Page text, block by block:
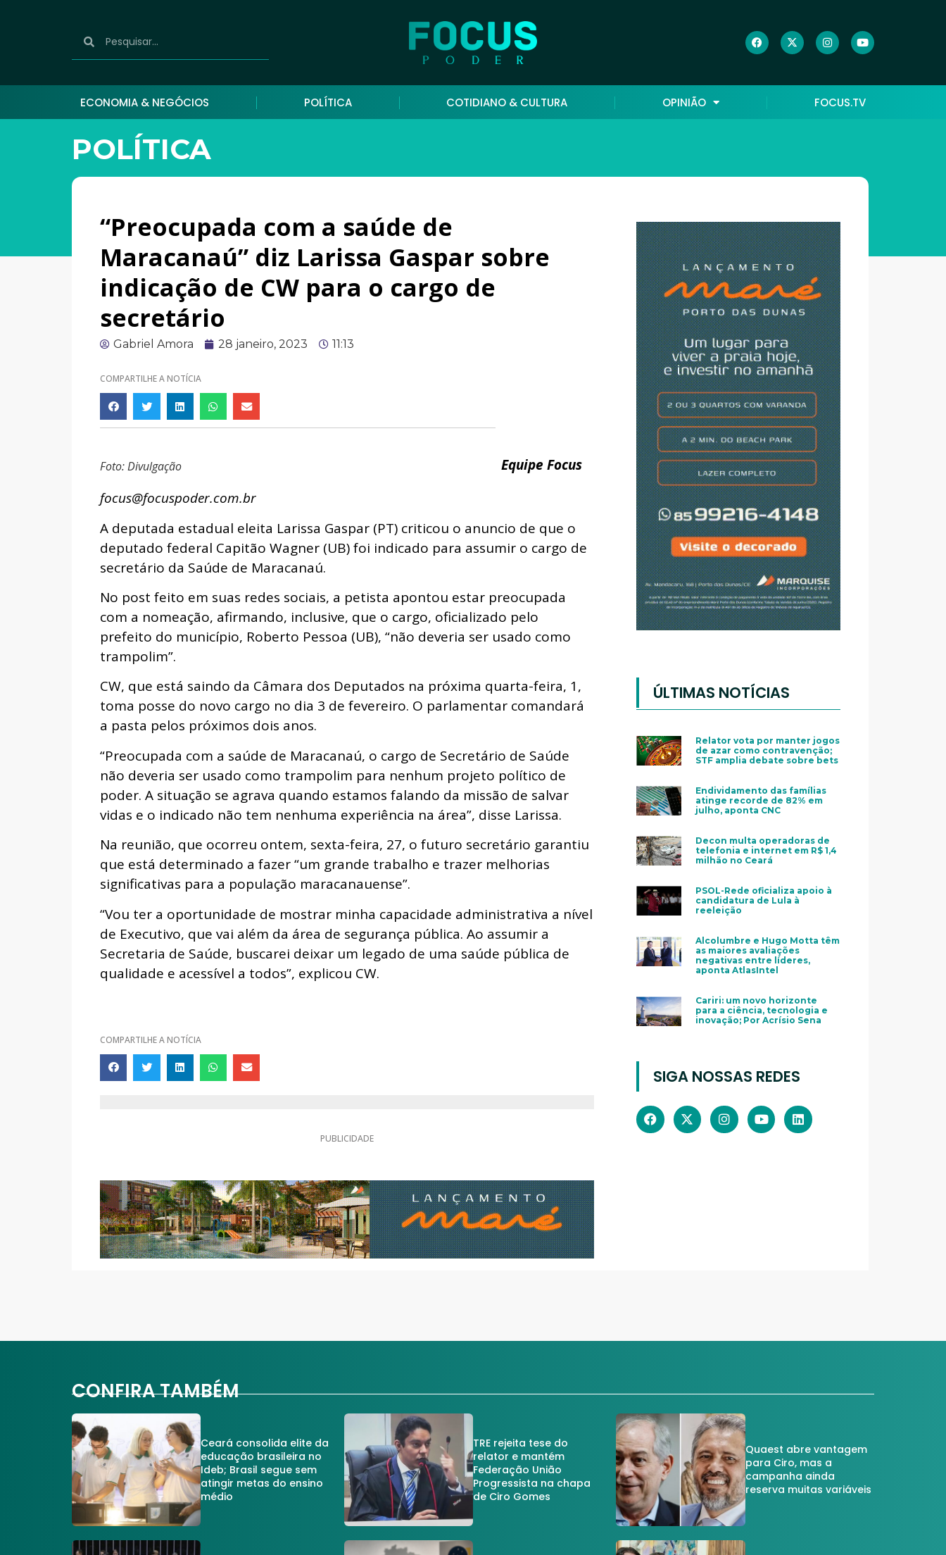
ECONOMIA & NEGÓCIOS POLÍTICA COTIDIANO & CULTURA OPINIÃO FOCUS.TV
POLÍTICA
“Preocupada com a saúde de
Maracanaú” diz Larissa Gaspar sobre
indicação de CW para o cargo de
secretário
Gabriel Amora 28 janeiro, 2023 11:13
COMPARTILHE A NOTÍCIA
Foto: Divulgação
Equipe Focus
focus@focuspoder.com.br
A deputada estadual eleita Larissa Gaspar (PT) criticou o anuncio de que o
deputado federal Capitão Wagner (UB) foi indicado para assumir o cargo de
secretário da Saúde de Maracanaú.
No post feito em suas redes sociais, a petista apontou estar preocupada
com a nomeação, afirmando, inclusive, que o cargo, oficializado pelo
prefeito do município, Roberto Pessoa (UB), “não deveria ser usado como
trampolim”.
CW, que está saindo da Câmara dos Deputados na próxima quarta-feira, 1,
toma posse do novo cargo no dia 3 de fevereiro. O parlamentar comandará
a pasta pelos próximos dois anos.
“Preocupada com a saúde de Maracanaú, o cargo de Secretário de Saúde
não deveria ser usado como trampolim para nenhum projeto político de
poder. A situação se agrava quando estamos falando da missão de salvar
vidas e o indicado não tem nenhuma experiência na área”, disse Larissa.
Na reunião, que ocorreu ontem, sexta-feira, 27, o futuro secretário garantiu
que está determinado a fazer “um grande trabalho e trazer melhorias
significativas para a população maracanauense”.
“Vou ter a oportunidade de mostrar minha capacidade administrativa a nível
de Executivo, que vai além da área de segurança pública. Ao assumir a
Secretaria de Saúde, buscarei deixar um legado de uma saúde pública de
qualidade e acessível a todos”, explicou CW.
COMPARTILHE A NOTÍCIA
PUBLICIDADE
ÚLTIMAS NOTÍCIAS
Relator vota por manter jogos
de azar como contravenção;
STF amplia debate sobre bets
Endividamento das famílias
atinge recorde de 82% em
julho, aponta CNC
Decon multa operadoras de
telefonia e internet em R$ 1,4
milhão no Ceará
PSOL-Rede oficializa apoio à
candidatura de Lula à
reeleição
Alcolumbre e Hugo Motta têm
as maiores avaliações
negativas entre líderes,
aponta AtlasIntel
Cariri: um novo horizonte
para a ciência, tecnologia e
inovação; Por Acrísio Sena
SIGA NOSSAS REDES
CONFIRA TAMBÉM
Ceará consolida elite da
educação brasileira no
Ideb; Brasil segue sem
atingir metas do ensino
médio
TRE rejeita tese do
relator e mantém
Federação União
Progressista na chapa
de Ciro Gomes
Quaest abre vantagem
para Ciro, mas a
campanha ainda
reserva muitas variáveis